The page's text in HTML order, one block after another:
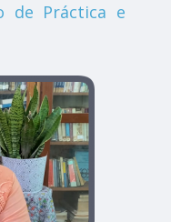
de Práctica e